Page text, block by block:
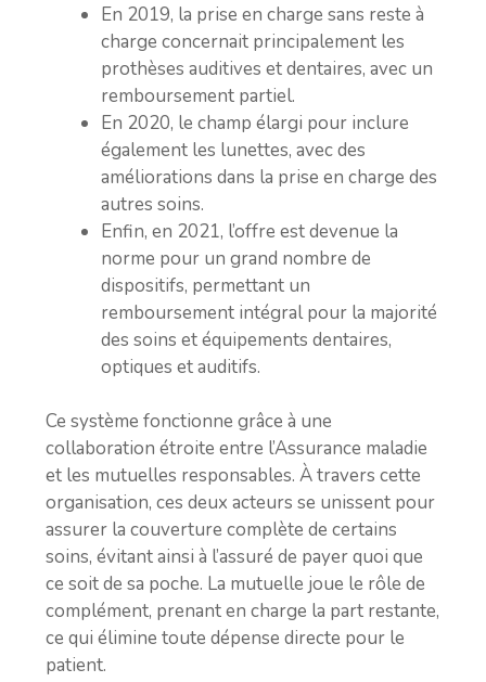
En 2019, la prise en charge sans reste à
charge concernait principalement les
prothèses auditives et dentaires, avec un
remboursement partiel.
En 2020, le champ élargi pour inclure
également les lunettes, avec des
améliorations dans la prise en charge des
autres soins.
Enfin, en 2021, l’offre est devenue la
norme pour un grand nombre de
dispositifs, permettant un
remboursement intégral pour la majorité
des soins et équipements dentaires,
optiques et auditifs.
Ce système fonctionne grâce à une
collaboration étroite entre l’Assurance maladie
et les mutuelles responsables. À travers cette
organisation, ces deux acteurs se unissent pour
assurer la couverture complète de certains
soins, évitant ainsi à l’assuré de payer quoi que
ce soit de sa poche. La mutuelle joue le rôle de
complément, prenant en charge la part restante,
ce qui élimine toute dépense directe pour le
patient.